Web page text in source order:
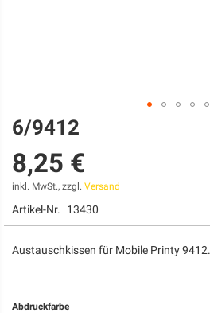
Zum
Anfang
der
Bildgalerie
springen
6/9412
8,25 €
inkl. MwSt., zzgl. Versand
Artikel-Nr. 13430
Austauschkissen für Mobile Printy 9412.
Abdruckfarbe